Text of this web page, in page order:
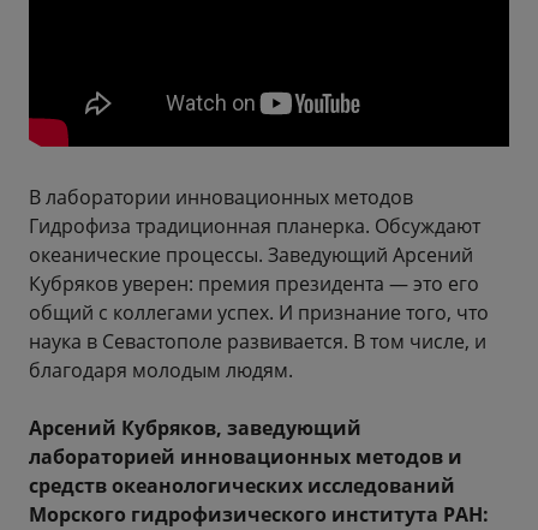
В лаборатории инновационных методов
Гидрофиза традиционная планерка. Обсуждают
океанические процессы. Заведующий Арсений
Кубряков уверен: премия президента — это его
общий с коллегами успех. И признание того, что
наука в Севастополе развивается. В том числе, и
благодаря молодым людям.
Арсений Кубряков, заведующий
лабораторией инновационных методов и
средств океанологических исследований
Морского гидрофизического института РАН: